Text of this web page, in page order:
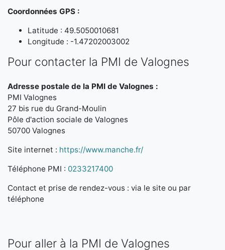
Coordonnées GPS :
Latitude : 49.5050010681
Longitude : -1.47202003002
Pour contacter la PMI de Valognes
Adresse postale de la PMI de Valognes :
PMI Valognes
27 bis rue du Grand-Moulin
Pôle d'action sociale de Valognes
50700 Valognes
Site internet : https://www.manche.fr/
Téléphone PMI : 0233217400
Contact et prise de rendez-vous : via le site ou par
téléphone
Pour aller à la PMI de Valognes